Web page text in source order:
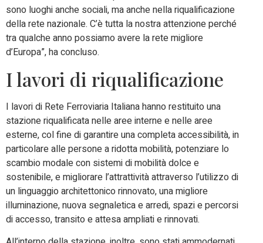
sono luoghi anche sociali, ma anche nella riqualificazione
della rete nazionale. C’è tutta la nostra attenzione perché
tra qualche anno possiamo avere la rete migliore
d’Europa”, ha concluso.
I lavori di riqualificazione
I lavori di Rete Ferroviaria Italiana hanno restituito una
stazione riqualificata nelle aree interne e nelle aree
esterne, col fine di garantire una completa accessibilità, in
particolare alle persone a ridotta mobilità, potenziare lo
scambio modale con sistemi di mobilità dolce e
sostenibile, e migliorare l’attrattività attraverso l’utilizzo di
un linguaggio architettonico rinnovato, una migliore
illuminazione, nuova segnaletica e arredi, spazi e percorsi
di accesso, transito e attesa ampliati e rinnovati.